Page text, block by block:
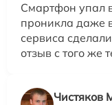
Смартфон упал
проникла даже
сервиса
отзыв с того же
Чистяков